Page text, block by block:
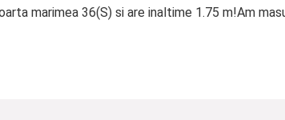
marimea 36(S) si are inaltime 1.75 m!Am